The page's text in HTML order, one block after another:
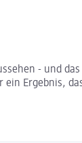
- und
Ergebnis,